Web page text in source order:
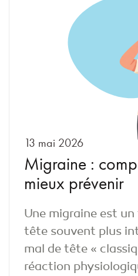
13 mai 2026
Migraine :
mieux prévenir
Une migraine est
tête souvent plus
mal de tête «
réaction